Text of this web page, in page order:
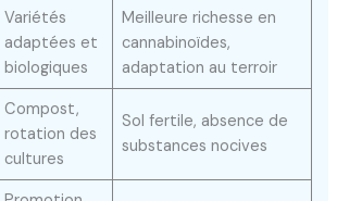
Variétés
adaptées et
biologiques
Meilleure richesse en
cannabinoïdes,
adaptation au terroir
Compost,
rotation des
cultures
Sol fertile, absence de
substances nocives